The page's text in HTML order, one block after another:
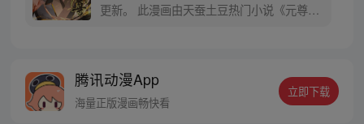
更新。 此漫画由天蚕土豆热门小说《元尊》
腾讯动漫App
海量正版漫画畅快看
立即下载